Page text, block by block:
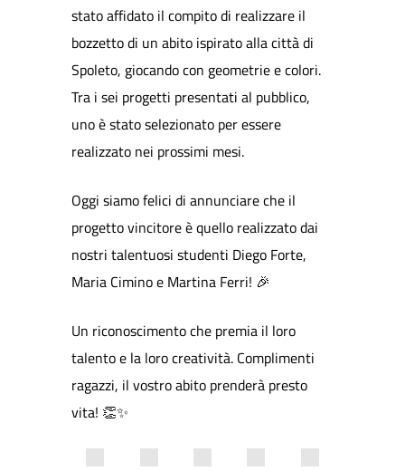
stato affidato il compito di realizzare il
bozzetto di un abito ispirato alla città di
Spoleto, giocando con geometrie e colori.
Tra i sei progetti presentati al pubblico,
uno è stato selezionato per essere
realizzato nei prossimi mesi.
Oggi siamo felici di annunciare che il
progetto vincitore è quello realizzato dai
nostri talentuosi studenti Diego Forte,
Maria Cimino e Martina Ferri! 🎉
Un riconoscimento che premia il loro
talento e la loro creatività. Complimenti
ragazzi, il vostro abito prenderà presto
vita! 👏✨